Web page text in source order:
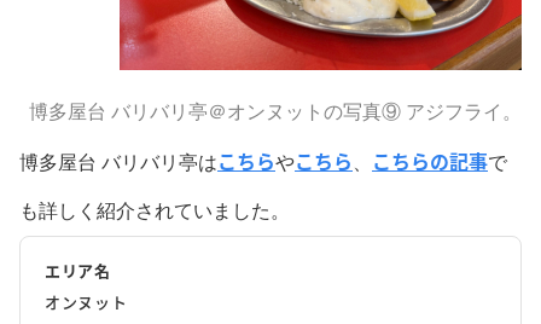
博多屋台 バリバリ亭＠オンヌットの写真⑨ アジフライ。
博多屋台 バリバリ亭はこちらやこちら こちらの記事で
も詳しく紹介されていました。
エリア名
オンヌット